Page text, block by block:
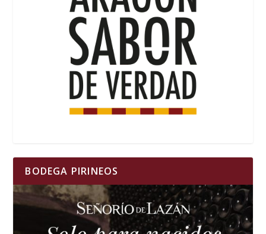
BODEGA PIRINEOS